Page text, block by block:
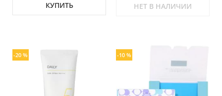
КУПИТЬ НЕТ В НАЛИЧИИ
-20 % -10 %